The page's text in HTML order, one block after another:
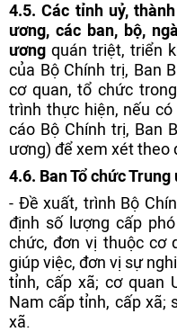
4.5. Các tỉnh uỷ,
ương, các ban, bộ,
ương quán triệt, triển
của Bộ Chính trị, Ban
cơ quan, tổ chức
trình thực hiện, nếu
cáo Bộ Chính trị, Ban
ương) để xem xét theo
4.6. Ban Tổ chức Trung
- Đề xuất, trình Bộ
định số lượng cấp
chức, đơn vị thuộc cơ
giúp việc, đơn vị sự
tỉnh, cấp xã; cơ quan
Nam cấp tỉnh, cấp xã;
xã.